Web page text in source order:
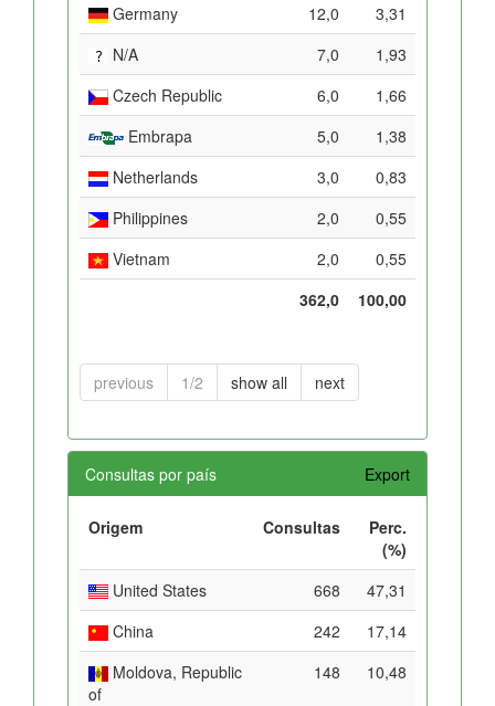
Germany
12,0
3,31
N/A
7,0
1,93
Czech Republic
6,0
1,66
Embrapa
5,0
1,38
Netherlands
3,0
0,83
Philippines
2,0
0,55
Vietnam
2,0
0,55
362,0
100,00
previous 1/2 show all next
Consultas por país Export
Origem Consultas
Perc.
(%)
United States
668
47,31
China
242
17,14
Moldova, Republic
of
148 10,48